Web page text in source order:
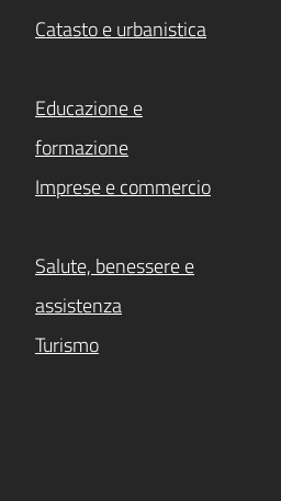
Catasto e urbanistica
Educazione e
formazione
Imprese e commercio
Salute, benessere e
assistenza
Turismo